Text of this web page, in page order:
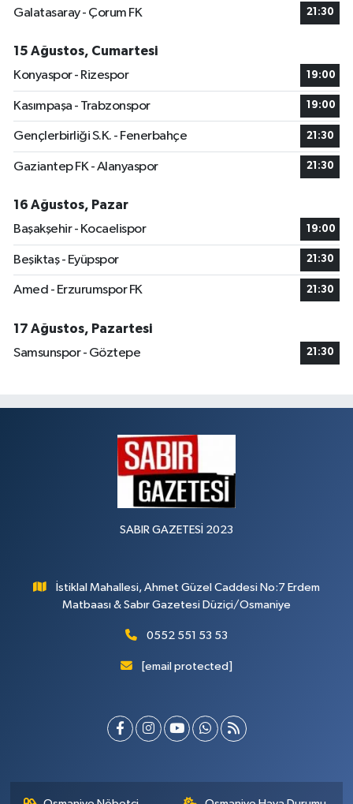
Galatasaray - Çorum FK
21:30
15 Ağustos, Cumartesi
Konyaspor - Rizespor
19:00
Kasımpaşa - Trabzonspor 19:00
Gençlerbirliği S.K. - Fenerbahçe 21:30
Gaziantep FK - Alanyaspor 21:30
16 Ağustos, Pazar
Başakşehir - Kocaelispor
19:00
Beşiktaş - Eyüpspor 21:30
Amed - Erzurumspor FK 21:30
17 Ağustos, Pazartesi
Samsunspor - Göztepe
21:30
SABIR GAZETESİ 2023
İstiklal Mahallesi, Ahmet Güzel Caddesi No:7 Erdem
Matbaası & Sabır Gazetesi Düziçi/Osmaniye
0552 551 53 53
[email protected]